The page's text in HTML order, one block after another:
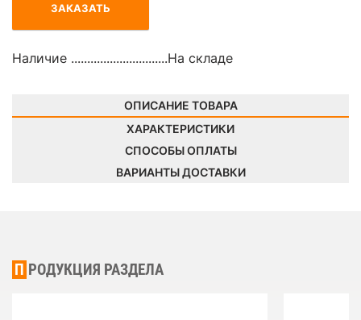
ЗАКАЗАТЬ
Наличие ..............................На складе
ОПИСАНИЕ ТОВАРА
ХАРАКТЕРИСТИКИ
СПОСОБЫ ОПЛАТЫ
ВАРИАНТЫ ДОСТАВКИ
ПРОДУКЦИЯ РАЗДЕЛА